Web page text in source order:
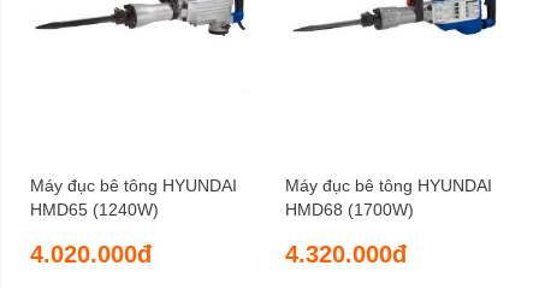
Máy đục bê tông HYUNDAI
HMD65 (1240W)
4.020.000đ
Máy đục bê tông HYUNDAI
HMD68 (1700W)
4.320.000đ